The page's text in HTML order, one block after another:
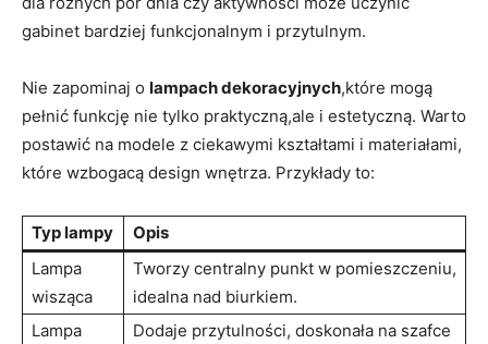
gabinet bardziej funkcjonalnym i przytulnym.
Nie zapominaj o lampach dekoracyjnych,które mogą
pełnić funkcję nie tylko praktyczną,ale i estetyczną. Warto
postawić na modele z ciekawymi kształtami i materiałami,
które wzbogacą design wnętrza. Przykłady to:
Typ lampy
Opis
Lampa
wisząca
Tworzy centralny punkt w pomieszczeniu,
idealna nad biurkiem.
Lampa
Dodaje przytulności, doskonała na szafce